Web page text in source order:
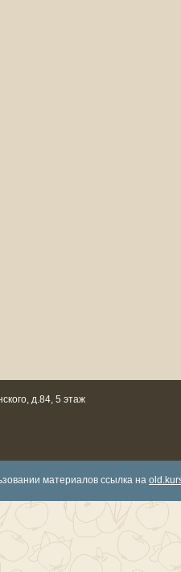
д.84, 5 этаж
материалов ссылка на